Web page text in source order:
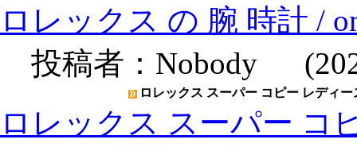
ロレックス の 腕 時計 /
投稿者： Nobody
ロレックス スーパー コピー レディ
ロレックス スーパー コ